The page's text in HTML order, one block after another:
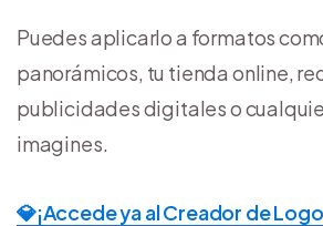
Puedes aplicarlo a formatos
panorámicos, tu tienda online,
publicidades digitales o
imagines.
💎​¡Accede ya al Creador de